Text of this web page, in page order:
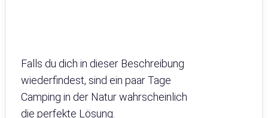
Falls du dich in dieser Beschreibung
wiederfindest, sind ein paar Tage
Camping in der Natur wahrscheinlich
die perfekte Lösung.